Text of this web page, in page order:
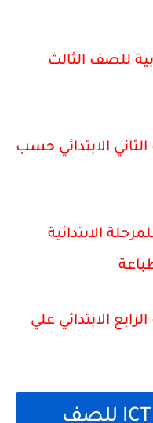
للصف الثالث
الابتدائي حسب
الابتدائية
الابتدائي علي
تحميل توزيع منهج ICT للصف